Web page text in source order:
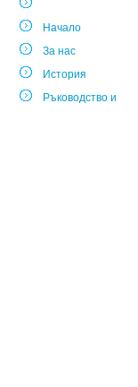
Начало
За нас
История
Ръководство и